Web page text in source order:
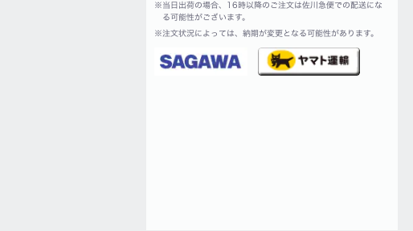
※ 当日出荷の場合、16時以降のご注文は佐川急便での配送にな
る可能性がございます。
※注文状況によっては、納期が変更となる可能性があります。